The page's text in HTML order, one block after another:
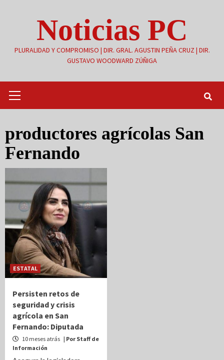
Noticias PC
PLURALIDAD Y COMPROMISO | DIR. GRAL. AGUSTIN PEÑA CRUZ | DIR.
GUSTAVO WOODWARD ZÚÑIGA
primario
productores agrícolas San
Fernando
ESTATAL
Persisten retos de
seguridad y crisis
agrícola en San
Fernando: Diputada
10 meses atrás | Por Staff de
Información